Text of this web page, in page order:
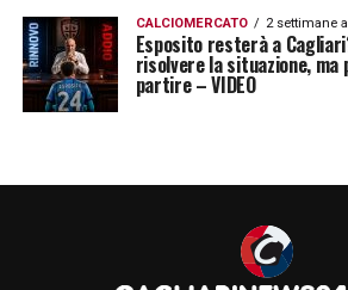
CALCIOMERCATO 2 settimane
Esposito resterà a
risolvere la situazione, ma
partire – VIDEO